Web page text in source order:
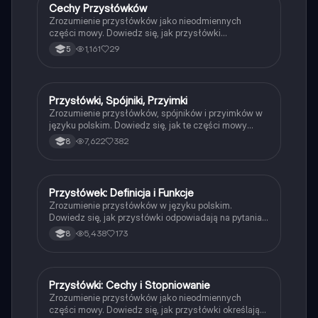
Język polski
Cechy Przysłówków
Zrozumienie przysłówków jako nieodmiennych
części mowy. Dowiedz się, jak przysłówki
odpowiadają na pytania 'jak', 'gdzie', 'kiedy' oraz jakie
cechy czynności i stanów opisują. Idealne dla
5 1,161 29
Język polski
Przysłówki, Spójniki, Przyimki
Zrozumienie przysłówków, spójników i przyimków w
języku polskim. Dowiedz się, jak te części mowy
wpływają na zdania, ich funkcje oraz podział. Idealne
dla uczniów przygotowujących się do egzaminów.
8 7,622 382
Język polski
Przysłówek: Definicja i Funkcje
Zrozumienie przysłówków w języku polskim.
Dowiedz się, jak przysłówki odpowiadają na pytania
'jak?', 'gdzie?', 'kiedy?' oraz jakie pełnią funkcje w
zdaniu. Poznaj stopniowanie przysłówków
egzaminów.
8 5,438 173
Język polski
Przysłówki: Cechy i Stopniowanie
Zrozumienie przysłówków jako nieodmiennych
części mowy. Dowiedz się, jak przysłówki określają